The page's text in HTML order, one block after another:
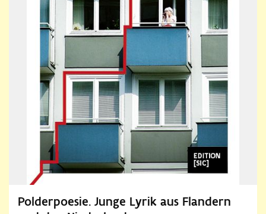
Polderpoesie. Junge Lyrik aus Flandern